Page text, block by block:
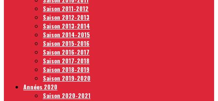
Saison 2011-2012
Saison 2012-2013
Saison 2013-2014
Saison 2014-2015
Saison 2015-2016
Saison 2016-2017
Saison 2017-2018
Saison 2018-2019
Saison 2019-2020
Années 2020
Saison 2020-2021